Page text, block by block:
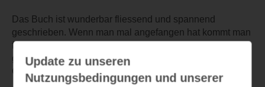
Das Buch ist wunderbar fliessend und spannend
geschrieben. Wenn man mal angefangen hat kommt man
fast nicht mehr davon los. Die Figuren sind sehr natürlich
geschrieben und man findet sich sehr schnell in der
Geschichte wieder.
Update zu unseren
Nutzungsbedingungen und unserer